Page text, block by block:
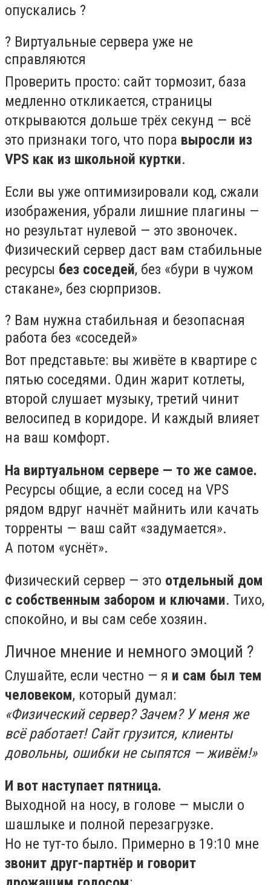
опускались ?
? Виртуальные сервера уже не
справляются
Проверить просто: сайт тормозит, база
медленно откликается, страницы
открываются дольше трёх секунд — всё
это признаки того, что пора выросли из
VPS как из школьной куртки.
Если вы уже оптимизировали код, сжали
изображения, убрали лишние плагины —
но результат нулевой — это звоночек.
Физический сервер даст вам стабильные
ресурсы без соседей, без «бури в чужом
стакане», без сюрпризов.
? Вам нужна стабильная и безопасная
работа без «соседей»
Вот представьте: вы живёте в квартире с
пятью соседями. Один жарит котлеты,
второй слушает музыку, третий чинит
велосипед в коридоре. И каждый влияет
на ваш комфорт.
На виртуальном сервере — то же самое.
Ресурсы общие, а если сосед на VPS
рядом вдруг начнёт майнить или качать
торренты — ваш сайт «задумается».
А потом «уснёт».
Физический сервер — это отдельный дом
с собственным забором и ключами. Тихо,
спокойно, и вы сам себе хозяин.
Личное мнение и немного эмоций ?
Слушайте, если честно — я и сам был тем
человеком, который думал:
«Физический сервер? Зачем? У меня же
всё работает! Сайт грузится, клиенты
довольны, ошибки не сыпятся — живём!»
И вот наступает пятница.
Выходной на носу, в голове — мысли о
шашлыке и полной перезагрузке.
Но не тут-то было. Примерно в 19:10 мне
звонит друг-партнёр и говорит